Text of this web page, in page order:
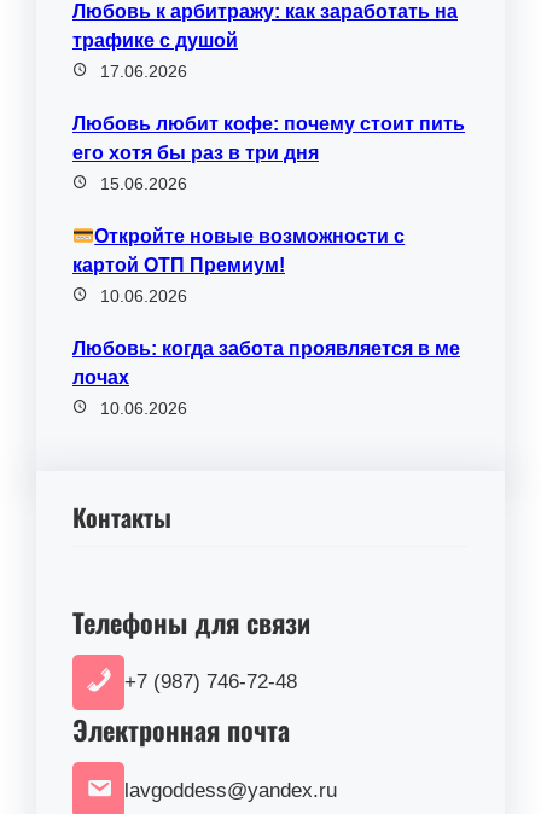
Любовь к арбитражу: как заработать на
трафике с душой
17.06.2026
Любовь любит кофе: почему стоит пить
его хотя бы раз в три дня
15.06.2026
Откройте новые возможности с
картой ОТП Премиум!
10.06.2026
Любовь: когда забота проявляется в ме
лочах
10.06.2026
Контакты
Телефоны для связи
+7 (987) 746-72-48
Электронная почта
lavgoddess@yandex.ru